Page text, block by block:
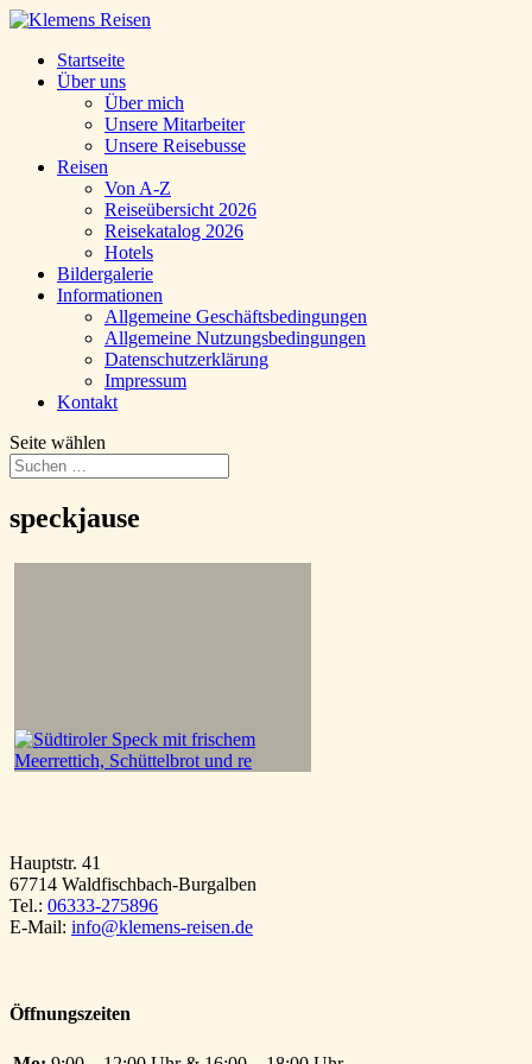
Startseite
Über uns
Über mich
Unsere Mitarbeiter
Unsere Reisebusse
Reisen
Von A-Z
Reiseübersicht 2026
Reisekatalog 2026
Hotels
Bildergalerie
Informationen
Allgemeine Geschäftsbedingungen
Allgemeine Nutzungsbedingungen
Datenschutzerklärung
Impressum
Kontakt
Seite wählen
speckjause
Hauptstr. 41
67714 Waldfischbach-Burgalben
Tel.: 06333-275896
E-Mail: info@klemens-reisen.de
Öffnungszeiten